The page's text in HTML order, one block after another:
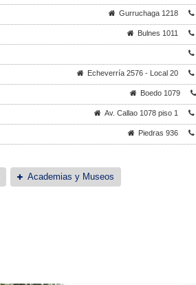
Gurruchaga 1218
Bulnes 1011
Echeverría 2576 - Local 20
Boedo 1079
Av. Callao 1078 piso 1
Piedras 936
Academias y Museos